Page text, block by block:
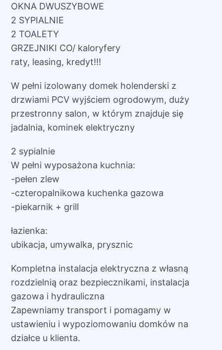
OKNA DWUSZYBOWE
2 SYPIALNIE
2 TOALETY
GRZEJNIKI CO/ kaloryfery
raty, leasing, kredyt!!!
W pełni izolowany domek holenderski z
drzwiami PCV wyjściem ogrodowym, duży
przestronny salon, w którym znajduje się
jadalnia, kominek elektryczny
2 sypialnie
W pełni wyposażona kuchnia:
-pełen zlew
-czteropalnikowa kuchenka gazowa
-piekarnik + grill
łazienka:
ubikacja, umywalka, prysznic
Kompletna instalacja elektryczna z własną
rozdzielnią oraz bezpiecznikami, instalacja
gazowa i hydrauliczna
Zapewniamy transport i pomagamy w
ustawieniu i wypoziomowaniu domków na
działce u klienta.